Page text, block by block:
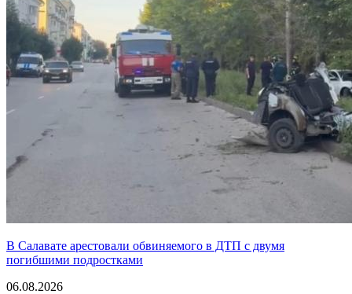
В Салавате арестовали обвиняемого в ДТП с двумя
погибшими подростками
06.08.2026